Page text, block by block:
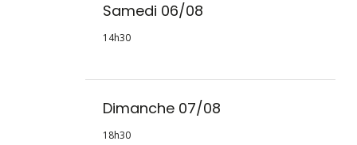
Samedi 06/08
14h30
Dimanche 07/08
18h30